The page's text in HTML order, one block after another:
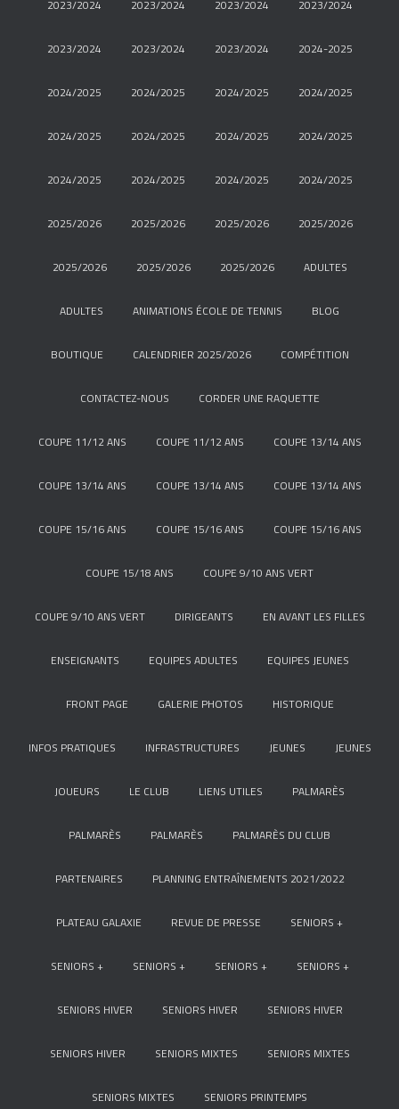
2023/2024 2023/2024 2023/2024 2023/2024
2023/2024 2023/2024 2023/2024 2024-2025
2024/2025 2024/2025 2024/2025 2024/2025
2024/2025 2024/2025 2024/2025 2024/2025
2024/2025 2024/2025 2024/2025 2024/2025
2025/2026 2025/2026 2025/2026 2025/2026
2025/2026 2025/2026 2025/2026 ADULTES
ADULTES ANIMATIONS ÉCOLE DE TENNIS BLOG
BOUTIQUE CALENDRIER 2025/2026 COMPÉTITION
CONTACTEZ-NOUS CORDER UNE RAQUETTE
COUPE 11/12 ANS COUPE 11/12 ANS COUPE 13/14 ANS
COUPE 13/14 ANS COUPE 13/14 ANS COUPE 13/14 ANS
COUPE 15/16 ANS COUPE 15/16 ANS COUPE 15/16 ANS
COUPE 15/18 ANS COUPE 9/10 ANS VERT
COUPE 9/10 ANS VERT DIRIGEANTS EN AVANT LES FILLES
ENSEIGNANTS EQUIPES ADULTES EQUIPES JEUNES
FRONT PAGE GALERIE PHOTOS HISTORIQUE
INFOS PRATIQUES INFRASTRUCTURES JEUNES JEUNES
JOUEURS LE CLUB LIENS UTILES PALMARÈS
PALMARÈS PALMARÈS PALMARÈS DU CLUB
PARTENAIRES PLANNING ENTRAÎNEMENTS 2021/2022
PLATEAU GALAXIE REVUE DE PRESSE SENIORS +
SENIORS + SENIORS + SENIORS + SENIORS +
SENIORS HIVER SENIORS HIVER SENIORS HIVER
SENIORS HIVER SENIORS MIXTES SENIORS MIXTES
SENIORS MIXTES SENIORS PRINTEMPS